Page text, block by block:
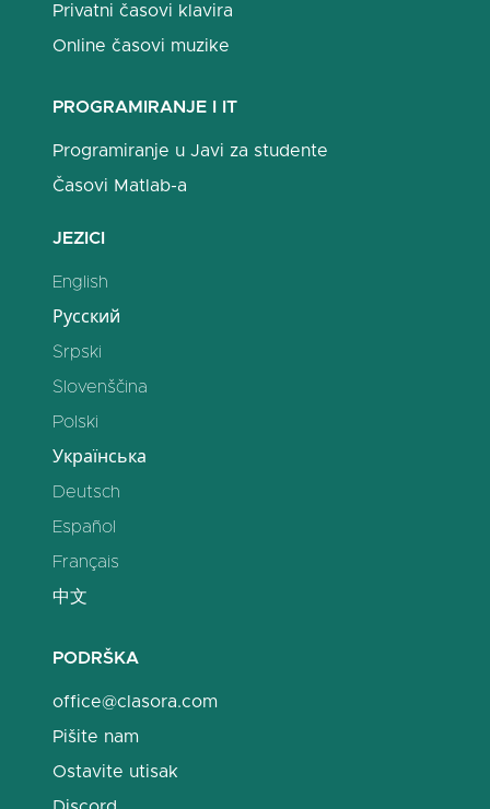
Privatni časovi klavira
Online časovi muzike
PROGRAMIRANJE I IT
Programiranje u Javi za studente
Časovi Matlab-a
JEZICI
English
Русский
Srpski
Slovenščina
Polski
Українська
Deutsch
Español
Français
中文
PODRŠKA
office@clasora.com
Pišite nam
Ostavite utisak